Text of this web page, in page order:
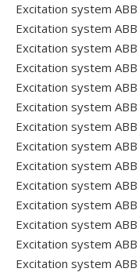
Excitation system ABB
Excitation system
Excitation system
Excitation system
Excitation system ABB
Excitation system ABB
Excitation system ABB
Excitation system
Excitation system
Excitation system
Excitation system
Excitation system
Excitation system
Excitation system